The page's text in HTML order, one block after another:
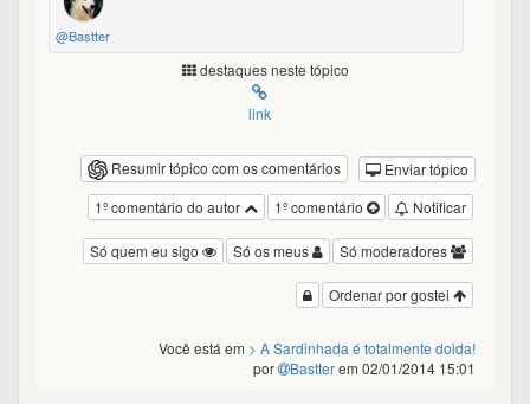
@Bastter
destaques neste tópico
link
Resumir tópico com os comentários
Enviar tópico
Notificar
1º comentário
1º comentário do autor
Só moderadores
Só os meus
Só quem eu sigo
Ordenar por gostei
Você está em > A Sardinhada é totalmente doida!
por
Bastterem 02/01/2014 15:01